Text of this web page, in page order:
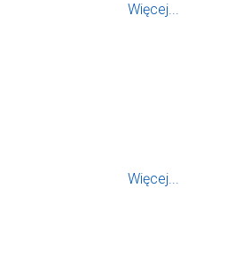
Więcej...
Więcej...